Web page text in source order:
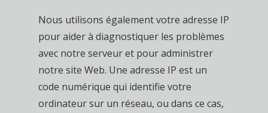
Nous utilisons également votre adresse IP
pour aider à diagnostiquer les problèmes
avec notre serveur et pour administrer
notre site Web. Une adresse IP est un
code numérique qui identifie votre
ordinateur sur un réseau, ou dans ce cas,